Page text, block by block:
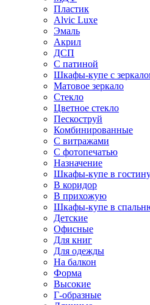
Пластик
Alvic Luxe
Эмаль
Акрил
ДСП
С патиной
Шкафы-купе с
Матовое зеркало
Стекло
Цветное стекло
Пескоструй
Комбинированные
С витражами
С фотопечатью
Назначение
Шкафы-купе в
В коридор
В прихожую
Шкафы-купе в
Детские
Офисные
Для книг
Для одежды
На балкон
Форма
Высокие
Г-образные